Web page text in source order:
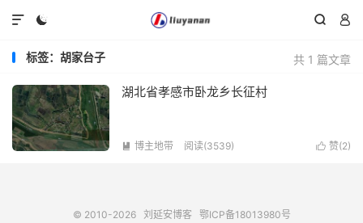
  

共 1 篇文章
标签：胡家台子
湖北省孝感市卧龙乡长征村
 赞(2)
 博主地带 阅读(3539)
© 2010-2026 刘延安博客 鄂ICP备18013980号